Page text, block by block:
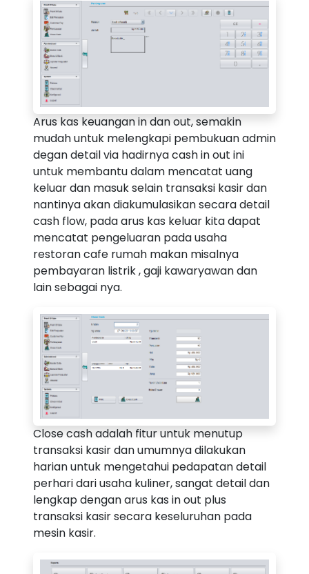
Arus kas keuangan in dan out, semakin
mudah untuk melengkapi pembukuan admin
degan detail via hadirnya cash in out ini
untuk membantu dalam mencatat uang
keluar dan masuk selain transaksi kasir dan
nantinya akan diakumulasikan secara detail
cash flow, pada arus kas keluar kita dapat
mencatat pengeluaran pada usaha
restoran cafe rumah makan misalnya
pembayaran listrik , gaji kawaryawan dan
lain sebagai nya.
Close cash adalah fitur untuk menutup
transaksi kasir dan umumnya dilakukan
harian untuk mengetahui pedapatan detail
perhari dari usaha kuliner, sangat detail dan
lengkap dengan arus kas in out plus
transaksi kasir secara keseluruhan pada
mesin kasir.